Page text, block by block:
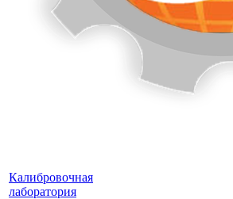
Калибровочная
лаборатория